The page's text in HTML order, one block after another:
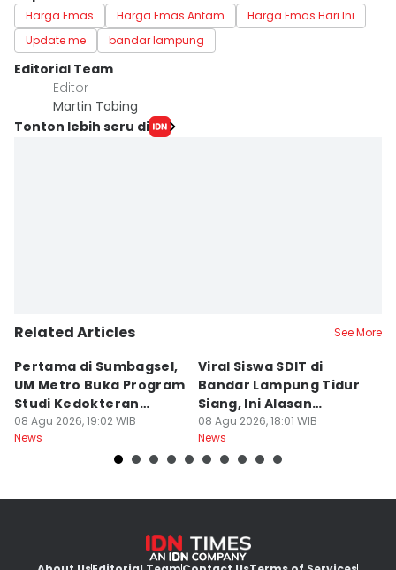
Harga Emas Harga Emas Antam
Harga Emas Hari Ini
Update me
bandar lampung
Editorial Team
Editor
Martin Tobing
Tonton lebih seru di
Related Articles See More
Pertama di Sumbagsel,
UM Metro Buka Program
Studi Kedokteran
Hewan
08 Agu 2026, 19:02 WIB
News
Viral Siswa SDIT di
Bandar Lampung Tidur
Siang, Ini Alasan
Sekolah
08 Agu 2026, 18:01 WIB
News